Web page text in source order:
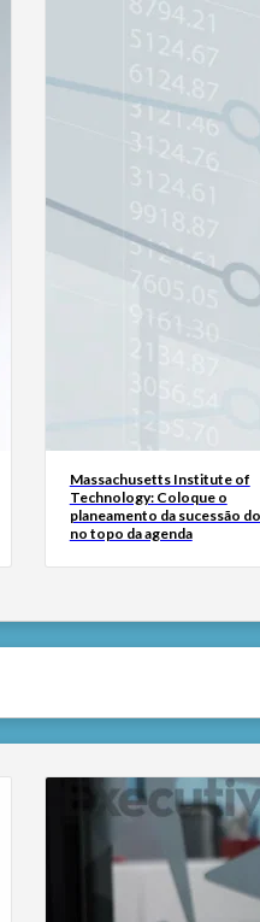
Massachusetts Institute of
Technology: Coloque o
planeamento da sucessão
no topo da agenda